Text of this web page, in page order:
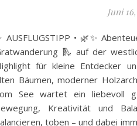
Juni
AUSFLUGSTIPP • 🌿✨
🛝 auf der
für kleine Entdecker
Bäumen, moderner
See wartet ein liebevoll
Kreativität und
toben – und dabei